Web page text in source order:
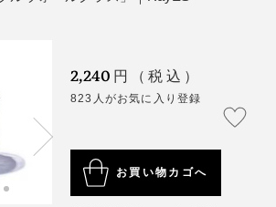
2,240 円（税込）
823人がお気に入り登録
お買い物カゴへ